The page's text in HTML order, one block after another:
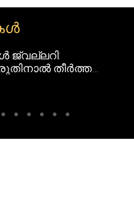
ജ്വല്ലറി:
തീർത്ത